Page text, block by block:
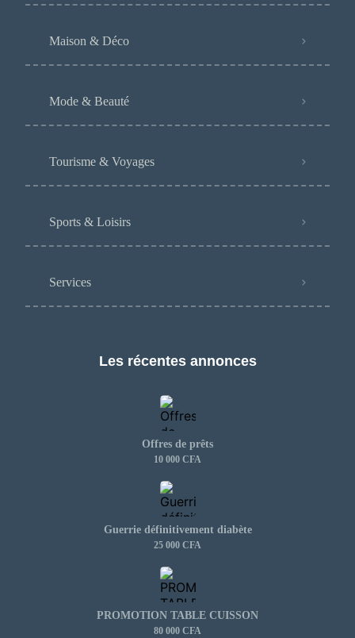
Maison & Déco
Mode & Beauté
Tourisme & Voyages
Sports & Loisirs
Services
Les récentes annonces
Offres de prêts
10 000 CFA
Guerrie définitivement diabète
25 000 CFA
PROMOTION TABLE CUISSON
80 000 CFA